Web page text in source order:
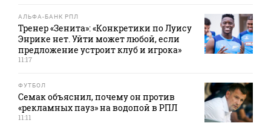
АЛЬФА-БАНК РПЛ
Тренер «Зенита»: «Конкретики по Луису
Энрике нет. Уйти может любой, если
предложение устроит клуб и игрока»
11:17
ФУТБОЛ
Семак объяснил, почему он против
«рекламных пауз» на водопой в РПЛ
11:11